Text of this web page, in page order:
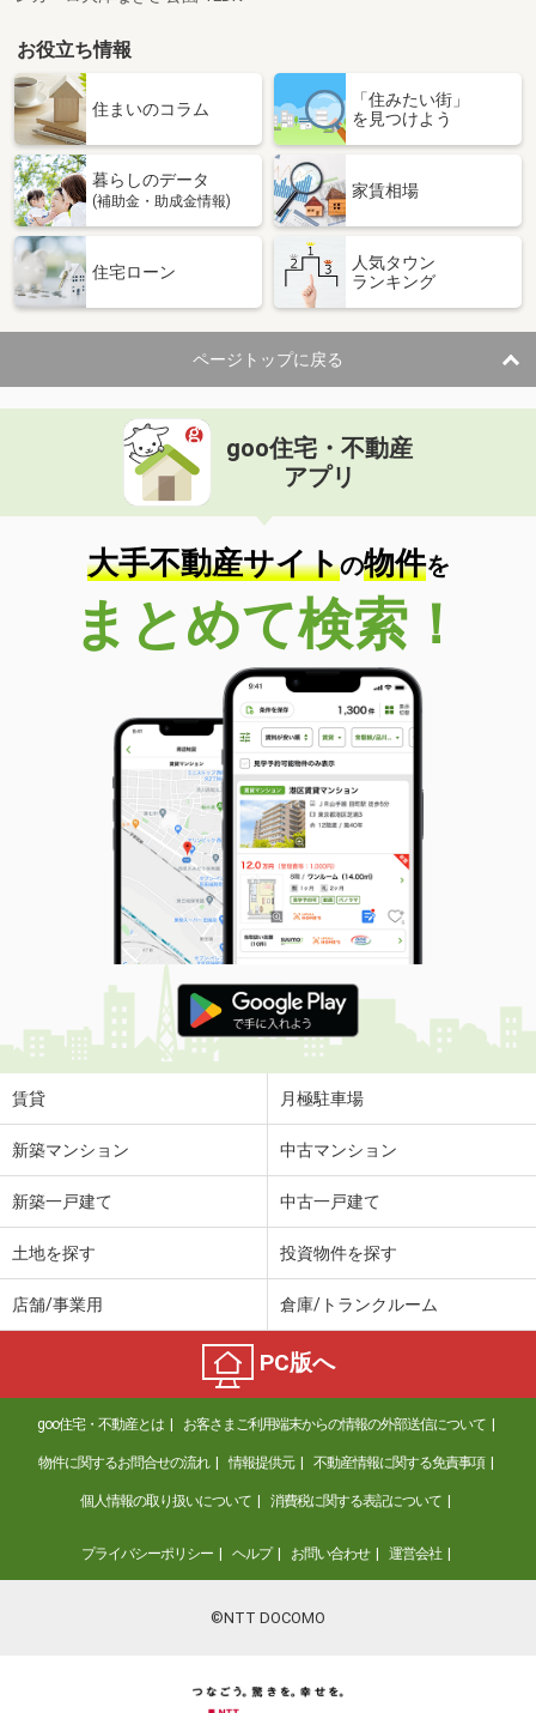
お役立ち情報
住まいのコラム
「住みたい街」
を見つけよう
暮らしのデータ
(補助金・助成金情報)
家賃相場
住宅ローン
人気タウン
ランキング
ページトップに戻る
goo住宅・不動産
アプリ
大手不動産サイトの物件を
まとめて検索！
賃貸 月極駐車場
新築マンション 中古マンション
新築一戸建て 中古一戸建て
土地を探す 投資物件を探す
店舗/事業用 倉庫/トランクルーム
PC版へ
goo住宅・不動産とは お客さまご利用端末からの情報の外部送信について
物件に関するお問合せの流れ 情報提供元 不動産情報に関する免責事項
個人情報の取り扱いについて 消費税に関する表記について
プライバシーポリシー ヘルプ お問い合わせ 運営会社
©NTT DOCOMO